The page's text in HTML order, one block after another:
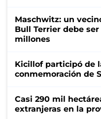
Maschwitz: un
Bull Terrier debe
millones
Kicillof participó de
conmemoración de
Casi 290 mil
extranjeras en la